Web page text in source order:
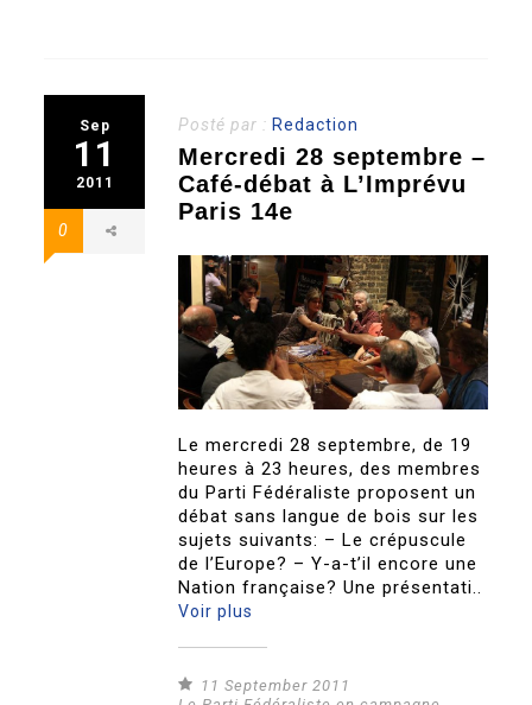
Sep
11
2011
0
Posté par : Redaction
Mercredi 28 septembre –
Café-débat à L’Imprévu
Paris 14e
Le mercredi 28 septembre, de 19
heures à 23 heures, des membres
du Parti Fédéraliste proposent un
débat sans langue de bois sur les
sujets suivants: – Le crépuscule
de l’Europe? – Y-a-t’il encore une
Nation française? Une présentati..
Voir plus
11 September 2011